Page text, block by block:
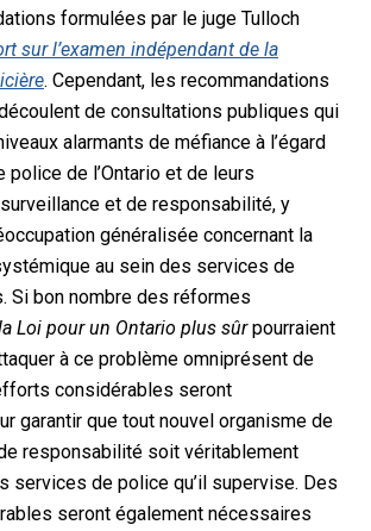
formulées par le juge Tulloch
sur l’examen indépendant de la
. Cependant, les recommandations
de consultations publiques qui
alarmants de méfiance à l’égard
de l’Ontario et de leurs
et de responsabilité, y
généralisée concernant la
au sein des services de
Si bon nombre des réformes
Loi pour un Ontario plus sûrpourraient
à ce problème omniprésent de
considérables seront
garantir que tout nouvel organisme de
responsabilité soit véritablement
services de police qu’il supervise. Des
seront également nécessaires